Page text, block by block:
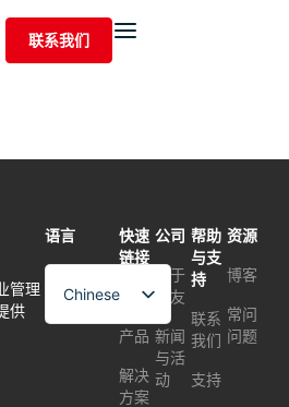
联系我们
管理
供
语言
Chinese
English
快速
链接
首页
产品
解决
方案
公司
关于
用友
新闻
与活
动
帮助
与支
持
联系
我们
支持
资源
博客
常问
问题